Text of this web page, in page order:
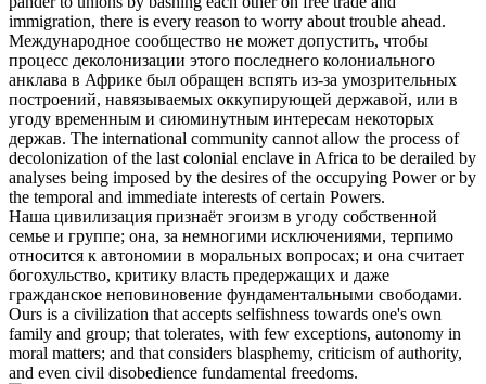
immigration, there is every reason to worry about trouble ahead.
Международное сообщество не может допустить, чтобы
процесс деколонизации этого последнего колониального
анклава в Африке был обращен вспять из-за умозрительных
построений, навязываемых оккупирующей державой, или в
угоду временным и сиюминутным интересам некоторых
держав. The international community cannot allow the process of
decolonization of the last colonial enclave in Africa to be derailed by
analyses being imposed by the desires of the occupying Power or by
the temporal and immediate interests of certain Powers.
Наша цивилизация признаёт эгоизм в угоду собственной
семье и группе; она, за немногими исключениями, терпимо
относится к автономии в моральных вопросах; и она считает
богохульство, критику власть предержащих и даже
гражданское неповиновение фундаментальными свободами.
Ours is a civilization that accepts selfishness towards one's own
family and group; that tolerates, with few exceptions, autonomy in
moral matters; and that considers blasphemy, criticism of authority,
and even civil disobedience fundamental freedoms.